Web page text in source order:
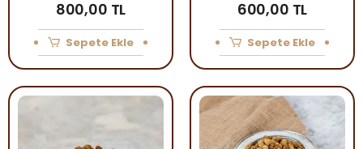
800,00 TL
Sepete Ekle
600,00 TL
Sepete Ekle